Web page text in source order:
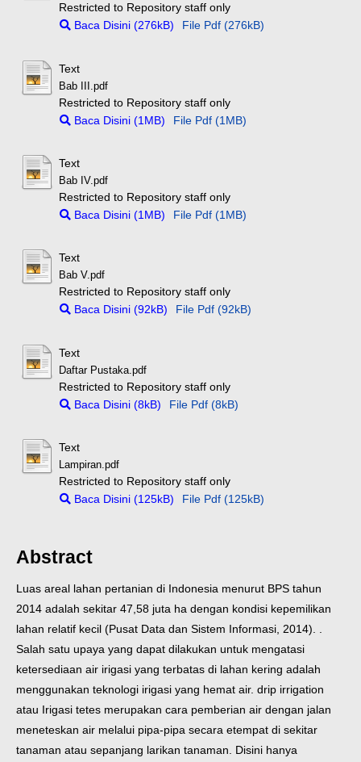
Restricted to Repository staff only
Baca Disini (276kB)
File Pdf (276kB)
Text
Bab III.pdf
Restricted to Repository staff only
Baca Disini (1MB)
File Pdf (1MB)
Text
Bab IV.pdf
Restricted to Repository staff only
Baca Disini (1MB)
File Pdf (1MB)
Text
Bab V.pdf
Restricted to Repository staff only
Baca Disini (92kB)
File Pdf (92kB)
Text
Daftar Pustaka.pdf
Restricted to Repository staff only
Baca Disini (8kB)
File Pdf (8kB)
Text
Lampiran.pdf
Restricted to Repository staff only
Baca Disini (125kB)
File Pdf (125kB)
Abstract
Luas areal lahan pertanian di Indonesia menurut BPS tahun
2014 adalah sekitar 47,58 juta ha dengan kondisi kepemilikan
lahan relatif kecil (Pusat Data dan Sistem Informasi, 2014). .
Salah satu upaya yang dapat dilakukan untuk mengatasi
ketersediaan air irigasi yang terbatas di lahan kering adalah
menggunakan teknologi irigasi yang hemat air. drip irrigation
atau Irigasi tetes merupakan cara pemberian air dengan jalan
meneteskan air melalui pipa-pipa secara etempat di sekitar
tanaman atau sepanjang larikan tanaman. Disini hanya